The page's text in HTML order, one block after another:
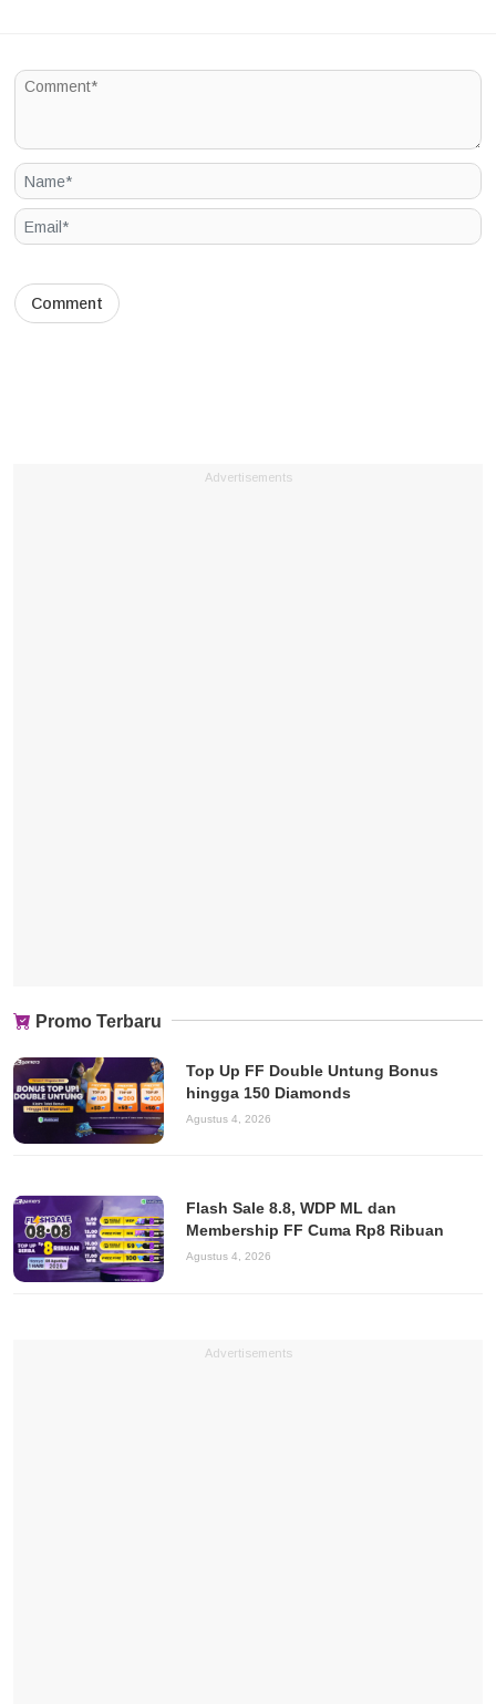
Advertisements
Promo Terbaru
Top Up FF Double Untung Bonus
hingga 150 Diamonds
Agustus 4, 2026
Flash Sale 8.8, WDP ML dan
Membership FF Cuma Rp8 Ribuan
Agustus 4, 2026
Advertisements